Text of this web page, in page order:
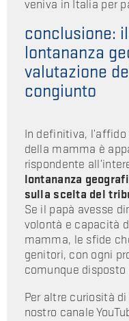
veniva in Italia per
conclusione:
lontananza
valutazione
congiunto
In definitiva,
della mamma è
rispondente
lontananza
sulla scelta del
Se il papà avesse
volontà e capacità
mamma, le sfide
genitori, con ogni
comunque
Per altre curiosità
nostro canale